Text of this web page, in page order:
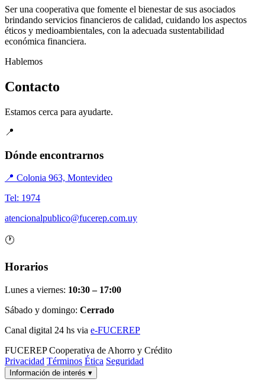
Ser una cooperativa que fomente el bienestar de sus asociados
brindando servicios financieros de calidad, cuidando los aspectos
éticos y medioambientales, con la adecuada sustentabilidad
económica financiera.
Hablemos
Contacto
Estamos cerca para ayudarte.
📍
Dónde encontrarnos
📍 Colonia 963, Montevideo
Tel: 1974
atencionalpublico@fucerep.com.uy
🕐
Horarios
Lunes a viernes: 10:30 – 17:00
Sábado y domingo: Cerrado
Canal digital 24 hs via e-FUCEREP
FUCEREP Cooperativa de Ahorro y Crédito
Privacidad Términos Ética Seguridad
Información de interés ▾